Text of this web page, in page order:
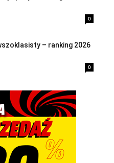
0
– ranking 2026
0